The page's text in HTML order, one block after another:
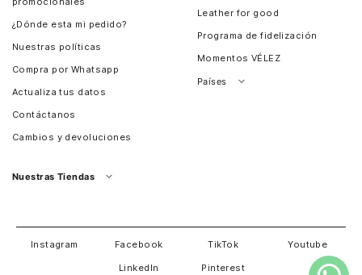
¿Dónde esta mi pedido?
Nuestras políticas
Compra por Whatsapp
Actualiza tus datos
Contáctanos
Cambios y devoluciones
Leather for good
Programa de fidelización
Momentos VÉLEZ
Países
Costa Rica
Nuestras Tiendas
Instagram
Facebook TikTok Youtube
LinkedIn Pinterest